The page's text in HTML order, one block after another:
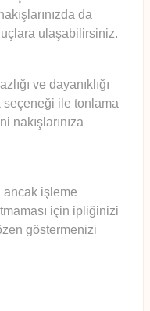
da
ulaşabilirsiniz.
ve dayanıklığı
seçeneği ile tonlama
nakışlarınıza
ancak işleme
için ipliğinizi
göstermenizi